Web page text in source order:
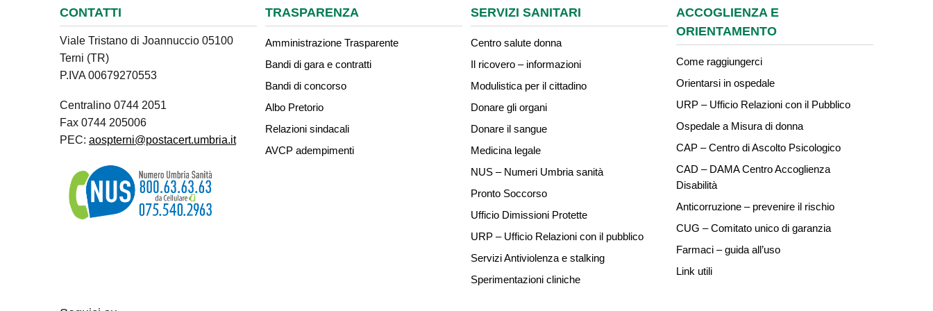
CONTATTI
Viale Tristano di Joannuccio 05100
Terni (TR)
P.IVA 00679270553
Centralino 0744 2051
Fax 0744 205006
PEC: aospterni@postacert.umbria.it
TRASPARENZA
Amministrazione Trasparente
Bandi di gara e contratti
Bandi di concorso
Albo Pretorio
Relazioni sindacali
AVCP adempimenti
SERVIZI SANITARI
Centro salute donna
Il ricovero – informazioni
Modulistica per il cittadino
Donare gli organi
Donare il sangue
Medicina legale
NUS – Numeri Umbria sanità
Pronto Soccorso
Ufficio Dimissioni Protette
URP – Ufficio Relazioni con il pubblico
Servizi Antiviolenza e stalking
Sperimentazioni cliniche
ACCOGLIENZA E
ORIENTAMENTO
Come raggiungerci
Orientarsi in ospedale
URP – Ufficio Relazioni con il Pubblico
Ospedale a Misura di donna
CAP – Centro di Ascolto Psicologico
CAD – DAMA Centro Accoglienza
Disabilità
Anticorruzione – prevenire il rischio
CUG – Comitato unico di garanzia
Farmaci – guida all’uso
Link utili